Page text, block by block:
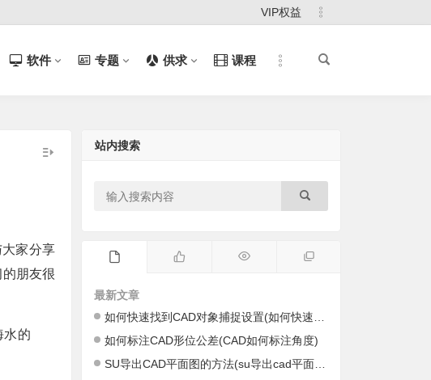
VIP权益
软件 专题 供求 课程
家分享
朋友很
水的
站内搜索
最新文章
如何快速找到CAD对象捕捉设置(如何快速找到cad里的图)
如何标注CAD形位公差(CAD如何标注角度)
SU导出CAD平面图的方法(su导出cad平面图不正)